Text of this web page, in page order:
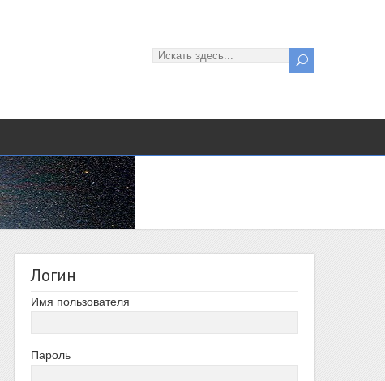
Логин
Имя пользователя
Пароль